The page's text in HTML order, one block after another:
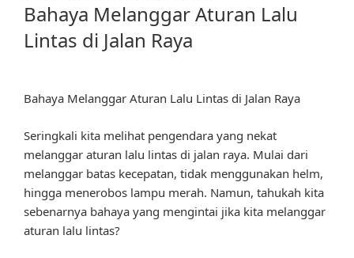
Bahaya Melanggar Aturan Lalu
Lintas di Jalan Raya
Bahaya Melanggar Aturan Lalu Lintas di Jalan Raya
Seringkali kita melihat pengendara yang nekat
melanggar aturan lalu lintas di jalan raya. Mulai dari
melanggar batas kecepatan, tidak menggunakan helm,
hingga menerobos lampu merah. Namun, tahukah kita
sebenarnya bahaya yang mengintai jika kita melanggar
aturan lalu lintas?